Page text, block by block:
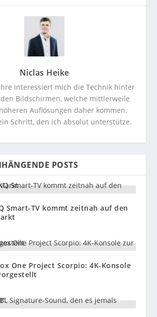
Niclas Heike
interessiert mich die Technik hinter
Bildschirmen, welche mittlerweile
Auflösungen daher kommen.
Schritt, den ich absolut unterstütze.
POSTS
Smart-TV kommt zeitnah auf den
One Project Scorpio: 4K-Konsole